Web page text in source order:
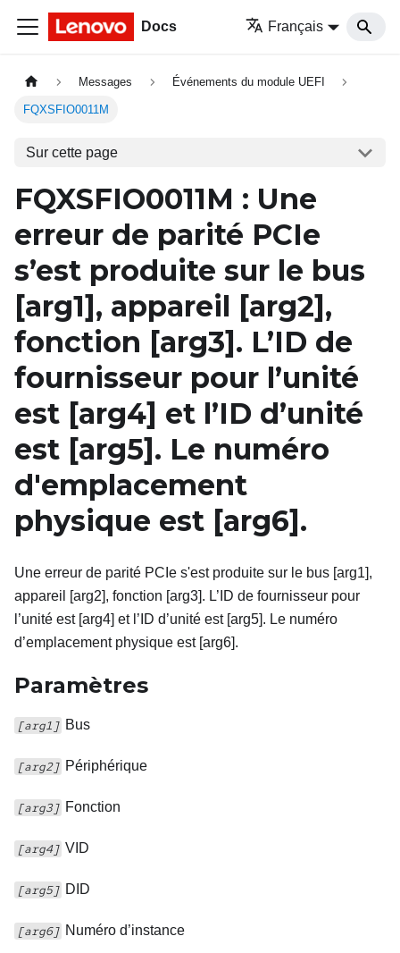
Docs Français
Messages Événements du module UEFI
FQXSFIO0011M
Sur cette page
FQXSFIO0011M : Une
erreur de parité PCIe
s’est produite sur le bus
[arg1] , appareil [arg2] ,
fonction [arg3] . L’ID de
fournisseur pour l’unité
est [arg4] et l’ID d’unité
est [arg5] . Le numéro
d'emplacement
physique est [arg6] .
Une erreur de parité PCIe s'est produite sur le bus [arg1],
appareil [arg2], fonction [arg3]. L’ID de fournisseur pour
l’unité est [arg4] et l’ID d’unité est [arg5]. Le numéro
d’emplacement physique est [arg6].
Paramètres
[arg1] Bus
[arg2] Périphérique
[arg3] Fonction
[arg4] VID
[arg5] DID
[arg6] Numéro d’instance